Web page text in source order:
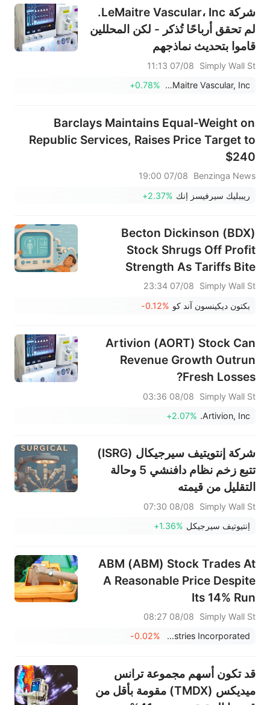
شركة LeMaitre Vascular، Inc.
لم تحقق أرباحًا تُذكر - لكن المحللين
قاموا بتحديث نماذجهم
Simply Wall St
07/08 11:13
LeMaitre Vascular, Inc.
+0.78%
Barclays Maintains Equal-Weight on
Republic Services, Raises Price Target to
$240
Benzinga News
07/08 19:00
ريببليك سيرفيسز إنك +2.37%
Becton Dickinson (BDX)
Stock Shrugs Off Profit
Strength As Tariffs Bite
Simply Wall St
07/08 23:34
بكتون ديكينسون آند كو -0.12%
Artivion (AORT) Stock Can
Revenue Growth Outrun
Fresh Losses?
Simply Wall St
08/08 03:36
Artivion, Inc.
+2.07%
شركة إنتويتيف سيرجيكال (ISRG)
تتبع زخم نظام دافنشي 5 وحالة
التقليل من قيمته
Simply Wall St
08/08 07:30
إنتيوتيف سيرجيكل +1.36%
ABM (ABM) Stock Trades At
A Reasonable Price Despite
Its 14% Run
Simply Wall St
08/08 08:27
ABM Industries Incorporated
-0.02%
قد تكون أسهم مجموعة ترانس
ميديكس (TMDX) مقومة بأقل من